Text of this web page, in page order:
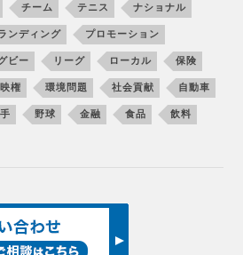
チーム テニス ナショナル
ンディング プロモーション
ビー リーグ ローカル 保険
権 環境問題 社会貢献 自動車
野球 金融 食品 飲料